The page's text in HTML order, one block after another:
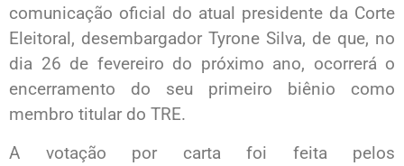
comunicação oficial do atual presidente da Corte
Eleitoral, desembargador Tyrone Silva, de que, no
dia 26 de fevereiro do próximo ano, ocorrerá o
encerramento do seu primeiro biênio como
membro titular do TRE.
A votação por carta foi feita pelos